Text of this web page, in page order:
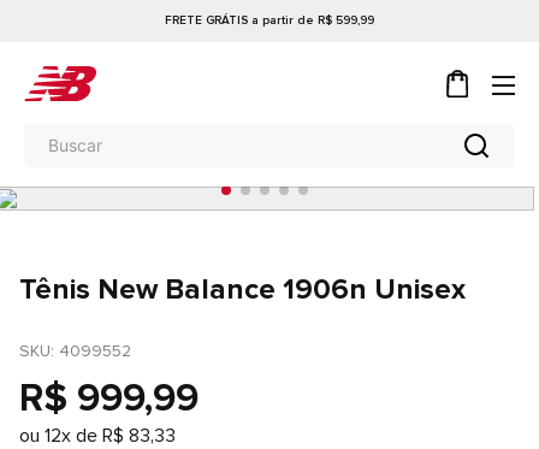
FRETE GRÁTIS a partir de R$ 599,99
Tênis New Balance 1906n Unisex
SKU: 4099552
R$ 999,99
ou 12x de R$ 83,33